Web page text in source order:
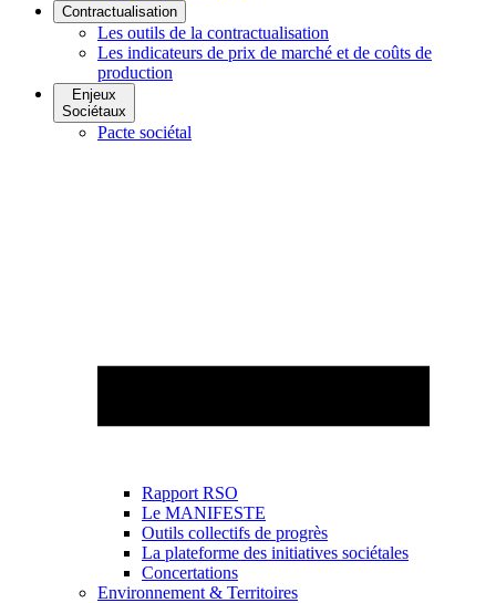
Contractualisation
Les outils de la contractualisation
Les indicateurs de prix de marché et de coûts de
production
Enjeux
Sociétaux
Pacte sociétal
Rapport RSO
Le MANIFESTE
Outils collectifs de progrès
La plateforme des initiatives sociétales
Concertations
Environnement & Territoires